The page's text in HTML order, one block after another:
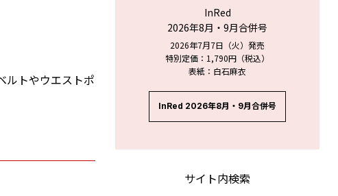
ルトやウエストポ
InRed
2026年8月・9月合併号
2026年7月7日（火）発売
特別定価：1,790円（税込）
表紙：白石麻衣
InRed 2026年8月・9月合併号
サイト内検索